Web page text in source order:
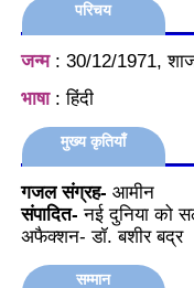
परिचय
जन्म: 30/12/1971,
भाषा: हिंदी
मुख्य कृतियाँ
गजल संग्रह- आमीन
संपादित- नई दुनिया को
अफैक्शन- डॉ. बशीर बद्र
सम्मान